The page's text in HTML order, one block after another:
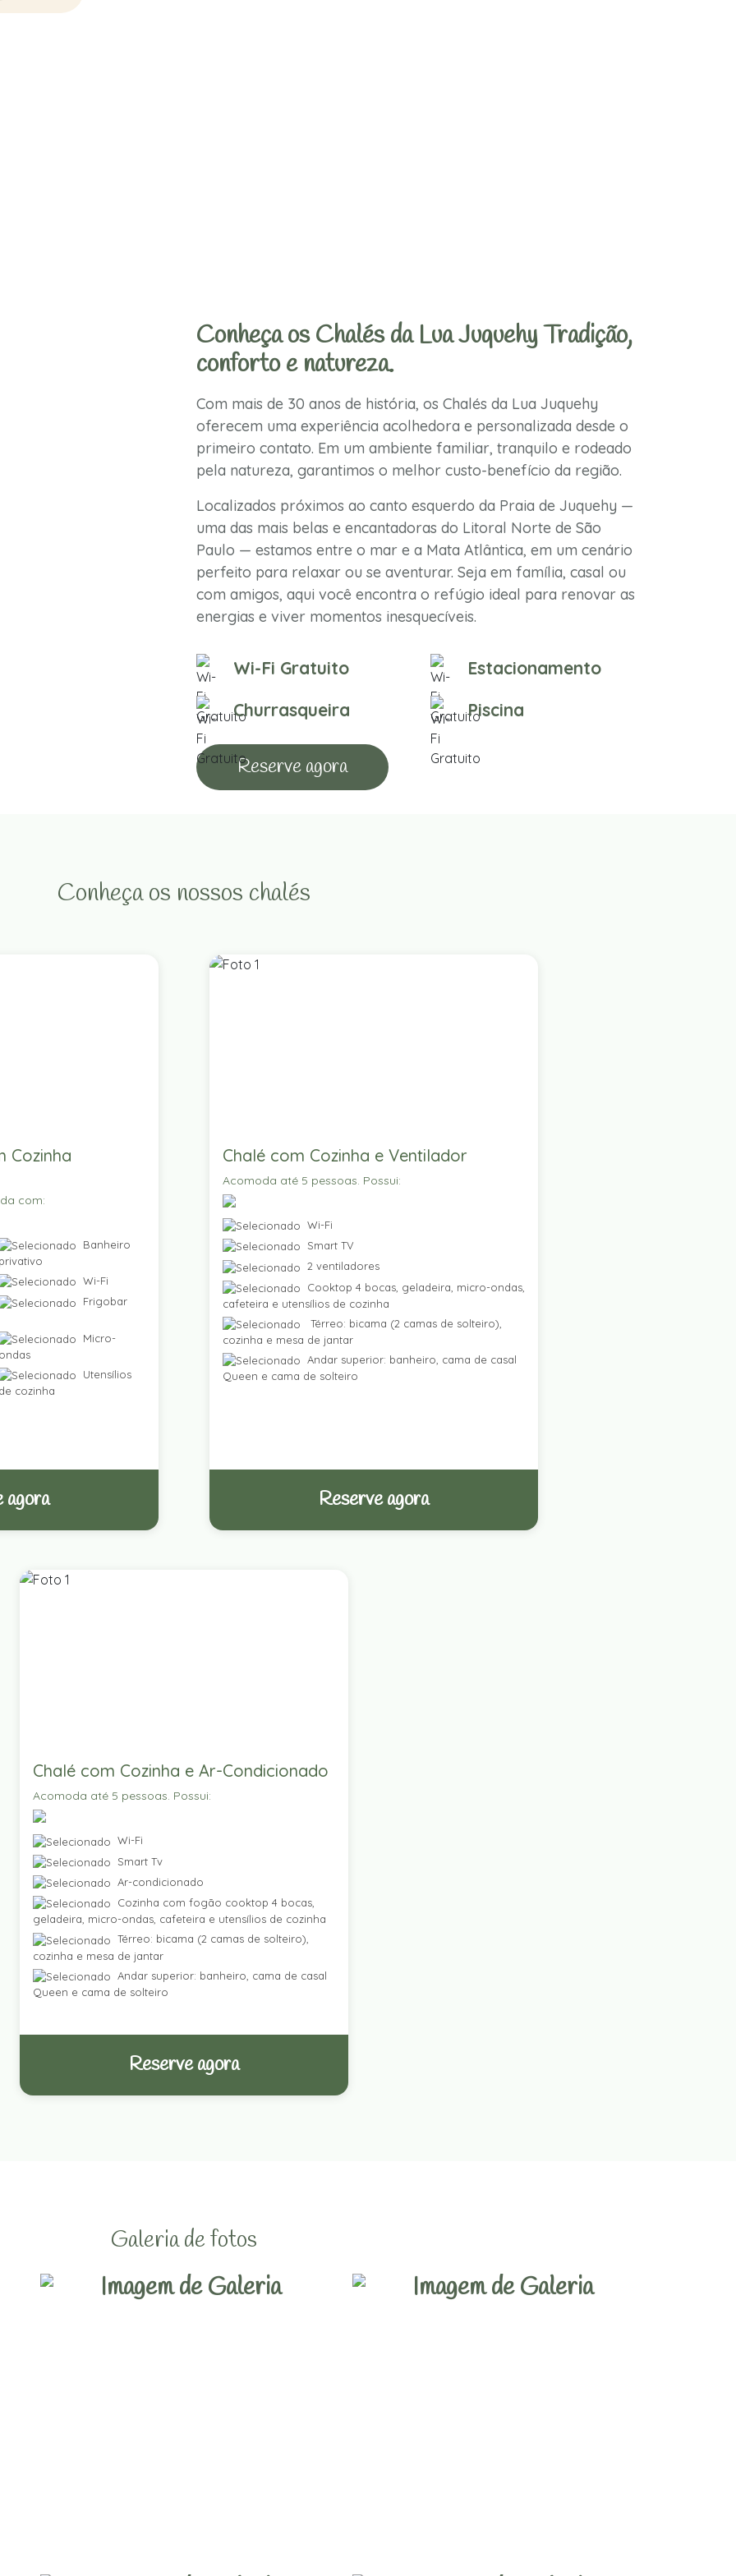
Conheça os Chalés da Lua Juquehy Tradição,
conforto e natureza.
Com mais de 30 anos de história, os Chalés da Lua Juquehy
oferecem uma experiência acolhedora e personalizada desde o
primeiro contato. Em um ambiente familiar, tranquilo e rodeado
pela natureza, garantimos o melhor custo-benefício da região.
Localizados próximos ao canto esquerdo da Praia de Juquehy —
uma das mais belas e encantadoras do Litoral Norte de São
Paulo — estamos entre o mar e a Mata Atlântica, em um cenário
perfeito para relaxar ou se aventurar. Seja em família, casal ou
com amigos, aqui você encontra o refúgio ideal para renovar as
energias e viver momentos inesquecíveis.
Wi-Fi Gratuito
Estacionamento
Churrasqueira
Piscina
Reserve agora
Conheça os nossos chalés
Cozinha
com:
Banheiro
privativo
Wi-Fi
Frigobar
Micro-
ondas
Utensílios
de cozinha
agora
Chalé com Cozinha e Ventilador
Acomoda até 5 pessoas. Possui:
Wi-Fi
Smart TV
2 ventiladores
Cooktop 4 bocas, geladeira, micro-ondas,
cafeteira e utensílios de cozinha
Térreo: bicama (2 camas de solteiro),
cozinha e mesa de jantar
Andar superior: banheiro, cama de casal
Queen e cama de solteiro
Reserve agora
Chalé com Cozinha e Ar-Condicionado
Acomoda até 5 pessoas. Possui:
Wi-Fi
Smart Tv
Ar-condicionado
Cozinha com fogão cooktop 4 bocas,
geladeira, micro-ondas, cafeteira e utensílios de cozinha
Térreo: bicama (2 camas de solteiro),
cozinha e mesa de jantar
Andar superior: banheiro, cama de casal
Queen e cama de solteiro
Reserve agora
Galeria de fotos